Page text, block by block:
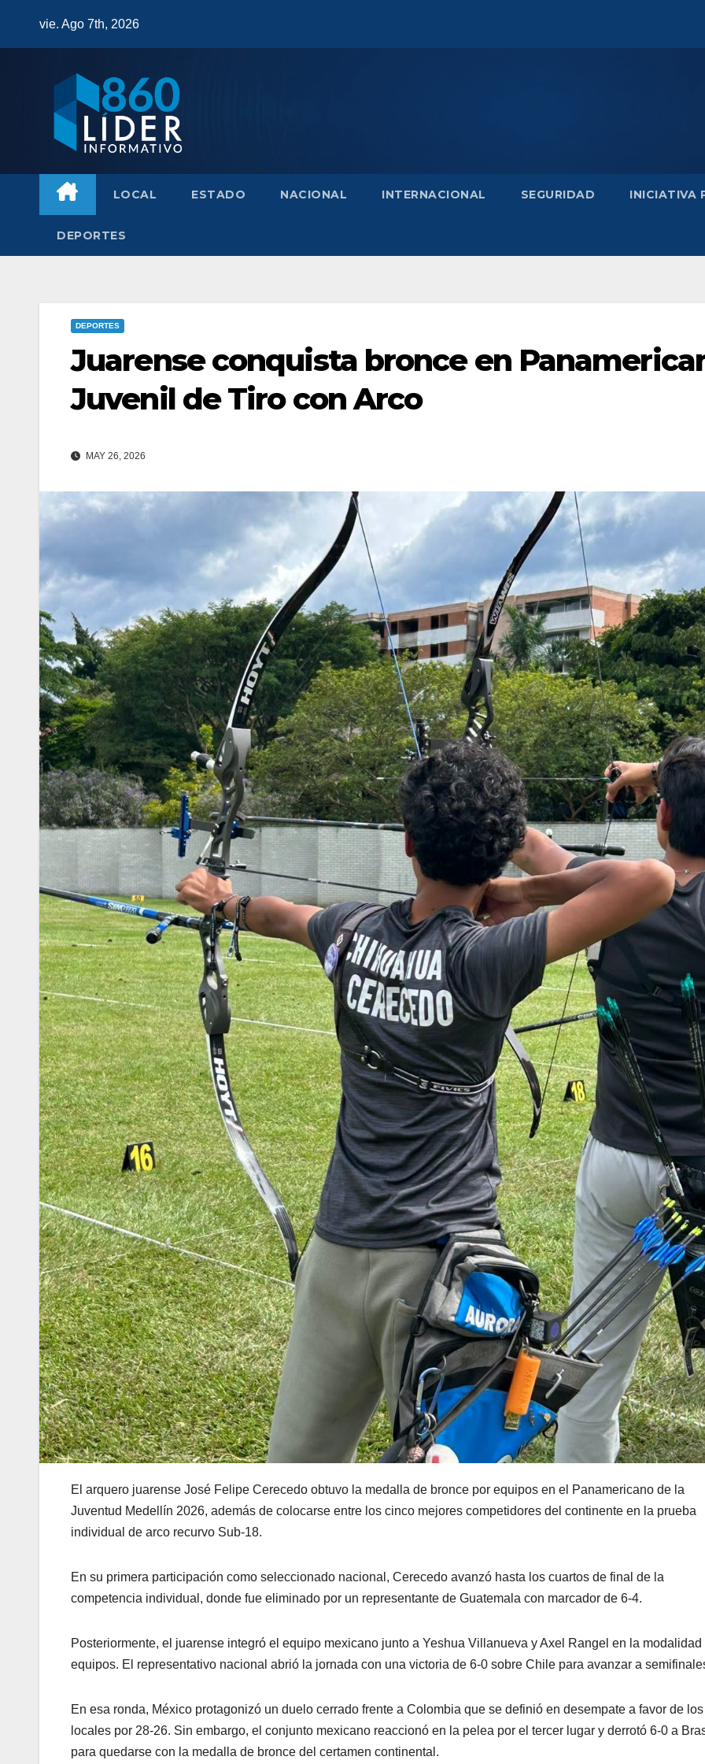
vie. Ago 7th, 2026
LOCAL ESTADO NACIONAL INTERNACIONAL SEGURIDAD INICIATIVA
DEPORTES
DEPORTES
Juarense conquista bronce en
Juvenil de Tiro con Arco
MAY 26, 2026
El arquero juarense José Felipe Cerecedo obtuvo la medalla de bronce por equipos en el Panamericano de la
Juventud Medellín 2026, además de colocarse entre los cinco mejores competidores del continente en la prueba
individual de arco recurvo Sub-18.
En su primera participación como seleccionado nacional, Cerecedo avanzó hasta los cuartos de final de la
competencia individual, donde fue eliminado por un representante de Guatemala con marcador de 6-4.
Posteriormente, el juarense integró el equipo mexicano junto a Yeshua Villanueva y Axel Rangel en la modalidad
equipos. El representativo nacional abrió la jornada con una victoria de 6-0 sobre Chile para avanzar a
En esa ronda, México protagonizó un duelo cerrado frente a Colombia que se definió en desempate a favor de los
locales por 28-26. Sin embargo, el conjunto mexicano reaccionó en la pelea por el tercer lugar y derrotó 6-0 a
para quedarse con la medalla de bronce del certamen continental.